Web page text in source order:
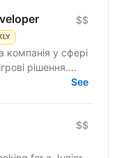
$$
компанія у сфері
рішення.
затісно в
See
$$